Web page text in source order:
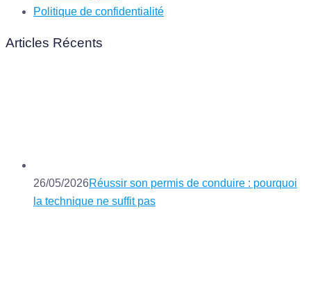
Politique de confidentialité
Articles Récents
26/05/2026Réussir son permis de conduire : pourquoi
la technique ne suffit pas